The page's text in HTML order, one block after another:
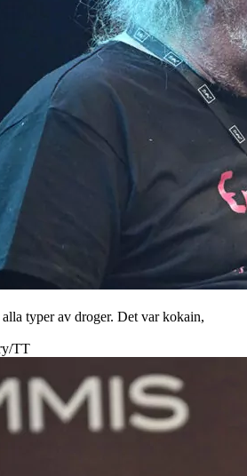
typer av droger. Det var kokain,
TT